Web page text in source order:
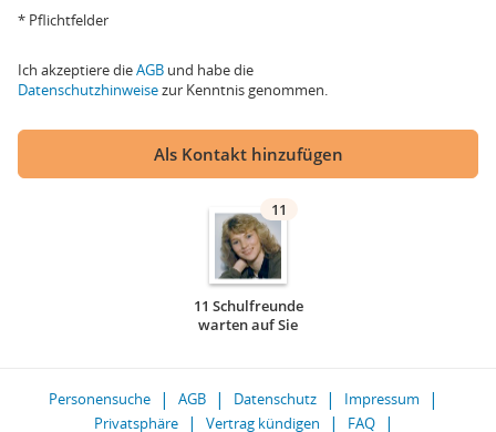
* Pflichtfelder
Ich akzeptiere dieAGB und habe die
Datenschutzhinweisezur Kenntnis genommen.
Als Kontakt hinzufügen
11
11 Schulfreunde
warten auf Sie
Personensuche AGB Datenschutz
Impressum
Privatsphäre
Vertrag kündigen FAQ